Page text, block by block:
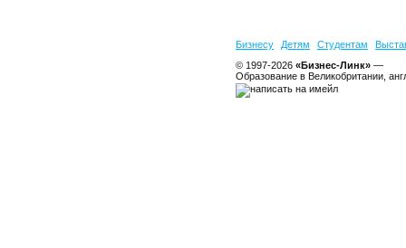
Бизнесу Детям Студентам
© 1997-2026 «Бизнес-Линк» —
Образование в Великобритании,